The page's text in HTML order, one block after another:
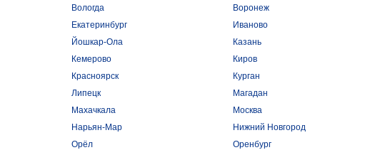
Вологда
Воронеж
Екатеринбург
Иваново
Йошкар-Ола
Казань
Кемерово
Киров
Красноярск
Курган
Липецк
Магадан
Махачкала
Москва
Нарьян-Мар
Нижний Новгород
Орёл
Оренбург